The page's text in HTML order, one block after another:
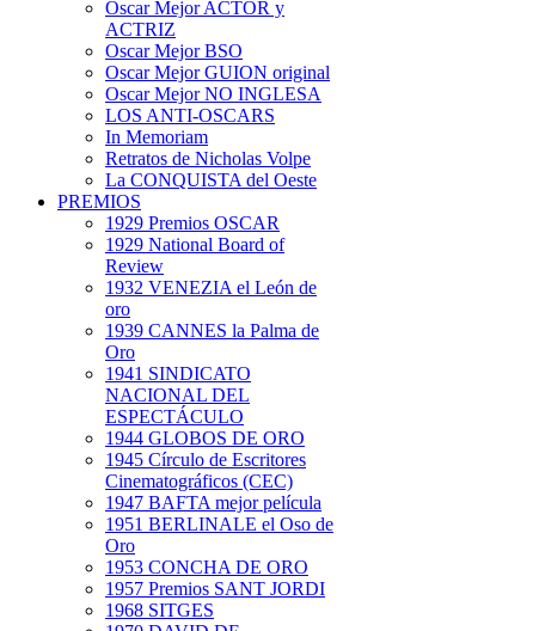
Oscar Mejor ACTOR y
ACTRIZ
Oscar Mejor BSO
Oscar Mejor GUION original
Oscar Mejor NO INGLESA
LOS ANTI-OSCARS
In Memoriam
Retratos de Nicholas Volpe
La CONQUISTA del Oeste
PREMIOS
1929 Premios OSCAR
1929 National Board of
Review
1932 VENEZIA el León de
oro
1939 CANNES la Palma de
Oro
1941 SINDICATO
NACIONAL DEL
ESPECTÁCULO
1944 GLOBOS DE ORO
1945 Círculo de Escritores
Cinematográficos (CEC)
1947 BAFTA mejor película
1951 BERLINALE el Oso de
Oro
1953 CONCHA DE ORO
1957 Premios SANT JORDI
1968 SITGES